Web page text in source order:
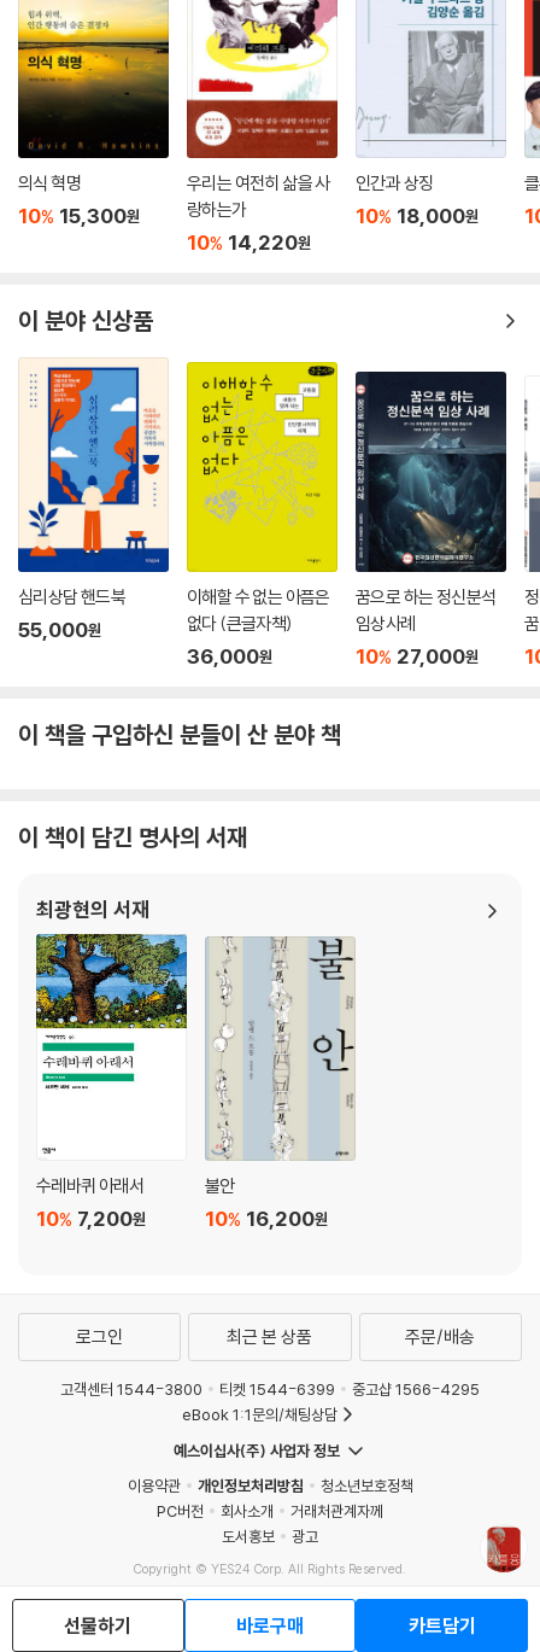
의식 혁명
10% 15,300원
우리는 여전히 삶을 사
랑하는가
10% 14,220원
인간과 상징
10% 18,000원
이 분야 신상품
심리상담 핸드북
55,000원
이해할 수 없는 아픔은
없다 (큰글자책)
36,000원
꿈으로 하는 정신분석
임상사례
10% 27,000원
이 책을 구입하신 분들이 산 분야 책
이 책이 담긴 명사의 서재
최광현의 서재
수레바퀴 아래서
10% 7,200원
불안
10% 16,200원
선물하기 바로구매 카트담기
로그인 최근 본 상품 주문/배송
고객센터 1544-3800 티켓 1544-6399
중고샵 1566-4295
eBook 1:1문의/채팅상담
예스이십사(주) 사업자 정보
이용약관
개인정보처리방침
청소년보호정책
PC버전
회사소개
거래처관계자께
도서홍보
광고
Copyright © YES24 Corp. All Rights Reserved.